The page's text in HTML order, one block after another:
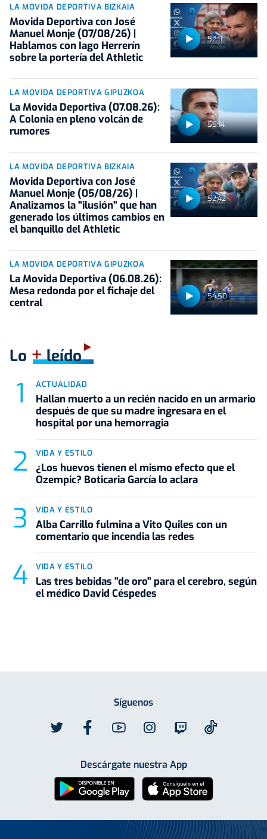
52:11
LA MOVIDA DEPORTIVA BIZKAIA
Movida Deportiva con José
Manuel Monje (07/08/26) |
Hablamos con Iago Herrerín
sobre la portería del Athletic
55:14
LA MOVIDA DEPORTIVA GIPUZKOA
La Movida Deportiva (07.08.26):
A Colonia en pleno volcán de
rumores
52:42
LA MOVIDA DEPORTIVA BIZKAIA
Movida Deportiva con José
Manuel Monje (05/08/26) |
Analizamos la "ilusión" que han
generado los últimos cambios en
el banquillo del Athletic
54:50
LA MOVIDA DEPORTIVA GIPUZKOA
La Movida Deportiva (06.08.26):
Mesa redonda por el fichaje del
central
Lo +leído
ACTUALIDAD
Hallan muerto a un recién nacido en un armario
después de que su madre ingresara en el
hospital por una hemorragia
VIDA Y ESTILO
¿Los huevos tienen el mismo efecto que el
Ozempic? Boticaria García lo aclara
VIDA Y ESTILO
Alba Carrillo fulmina a Vito Quiles con un
comentario que incendia las redes
VIDA Y ESTILO
Las tres bebidas "de oro" para el cerebro, según
el médico David Céspedes
Síguenos
Descárgate nuestra App